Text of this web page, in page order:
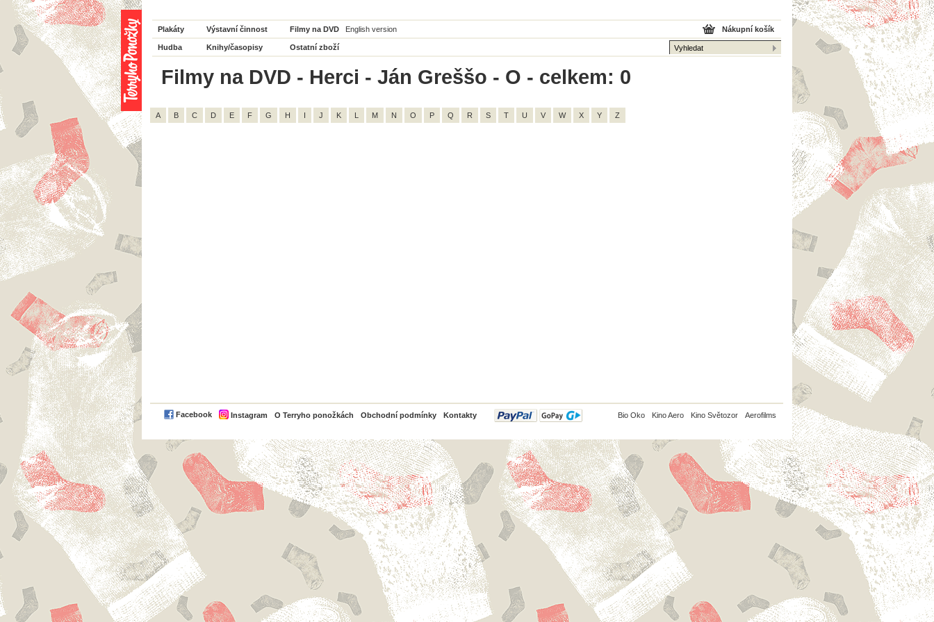
Plakáty Výstavní činnost Filmy na DVD English version
Hudba Knihy/časopisy Ostatní zboží
Nákupní košík
Filmy na DVD - Herci - Ján Greššo - O - celkem: 0
A B C D E F G H I J K L M N O P Q R S T U V W X Y Z
Facebook Instagram O Terryho ponožkách Obchodní podmínky Kontakty
PayPal Bio Oko Kino Aero Kino Světozor Aerofilms